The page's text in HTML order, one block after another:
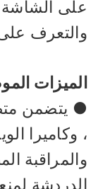
على
يتضمن
وكاميرا
لمنع